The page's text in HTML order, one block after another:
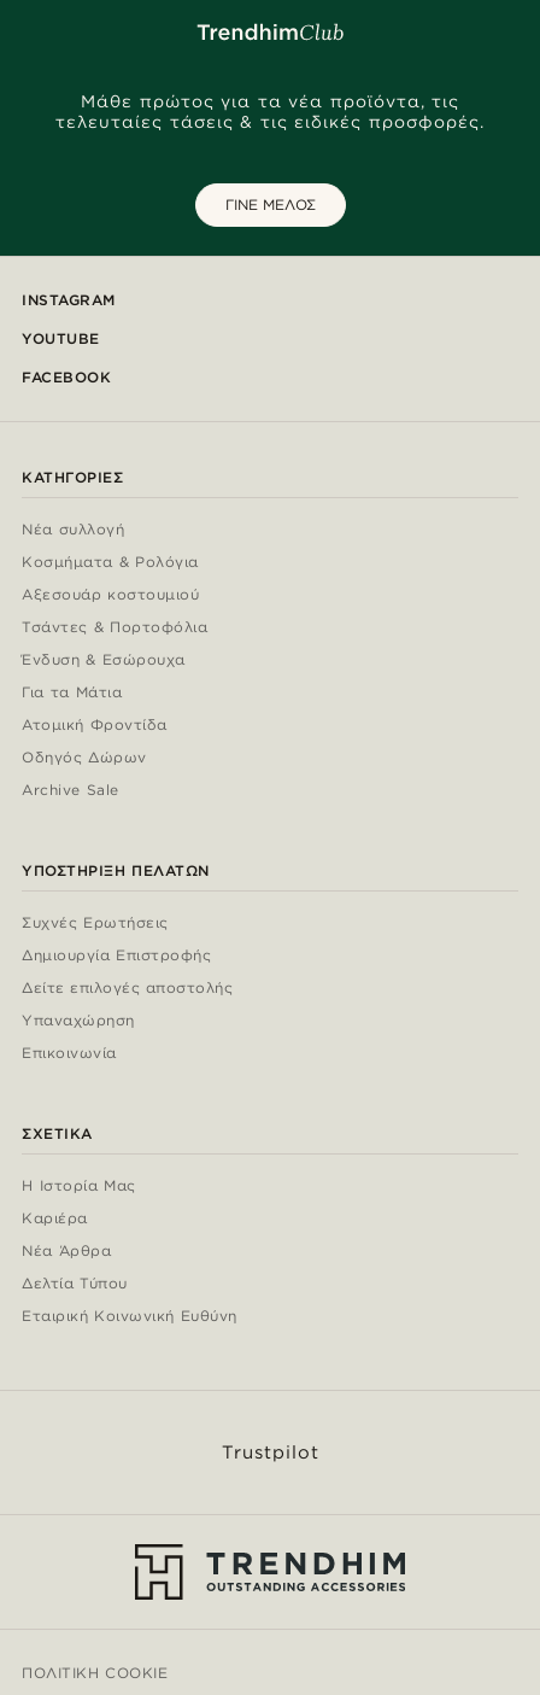
Μάθε πρώτος για τα νέα προϊόντα, τις
τελευταίες τάσεις & τις ειδικές προσφορές.
ΓΙΝΕ ΜΕΛΟΣ
INSTAGRAM
YOUTUBE
FACEBOOK
ΚΑΤΗΓΟΡΊΕΣ
Νέα συλλογή
Κοσμήματα & Ρολόγια
Αξεσουάρ κοστουμιού
Τσάντες & Πορτοφόλια
Ένδυση & Εσώρουχα
Για τα Μάτια
Ατομική Φροντίδα
Οδηγός Δώρων
Archive Sale
ΥΠΟΣΤΉΡΙΞΗ ΠΕΛΑΤΏΝ
Συχνές Ερωτήσεις
Δημιουργία Επιστροφής
Δείτε επιλογές αποστολής
Υπαναχώρηση
Επικοινωνία
ΣΧΕΤΙΚΆ
Η Ιστορία Μας
Καριέρα
Νέα Άρθρα
Δελτία Τύπου
Εταιρική Κοινωνική Ευθύνη
Trustpilot
ΠΟΛΙΤΙΚΉ COOKIE